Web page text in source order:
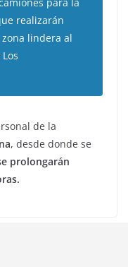
realizarán
lindera al
de la
, desde donde se
prolongarán